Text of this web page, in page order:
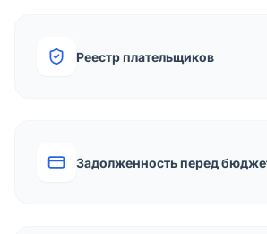
Реестр плательщиков
Задолженность перед